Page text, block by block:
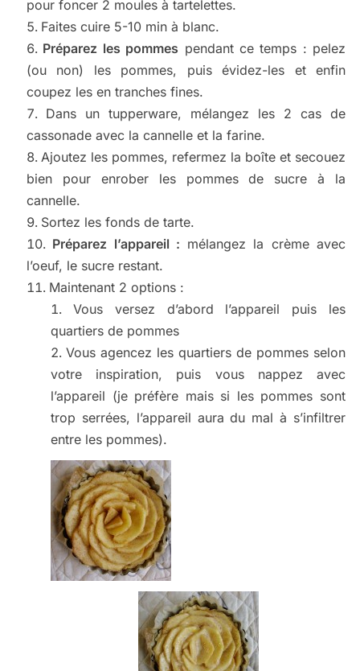
pour foncer 2 moules à tartelettes.
Faites cuire 5-10 min à blanc.
Préparez les pommes pendant ce temps : pelez
(ou non) les pommes, puis évidez-les et enfin
coupez les en tranches fines.
Dans un tupperware, mélangez les 2 cas de
cassonade avec la cannelle et la farine.
Ajoutez les pommes, refermez la boîte et secouez
bien pour enrober les pommes de sucre à la
cannelle.
Sortez les fonds de tarte.
Préparez l’appareil : mélangez la crème avec
l’oeuf, le sucre restant.
Maintenant 2 options :
Vous versez d’abord l’appareil puis les
quartiers de pommes
Vous agencez les quartiers de pommes selon
votre inspiration, puis vous nappez avec
l’appareil (je préfère mais si les pommes sont
trop serrées, l’appareil aura du mal à s’infiltrer
entre les pommes).